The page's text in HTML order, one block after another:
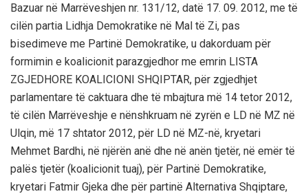
Bazuar në Marrëveshjen nr. 131/12, datë 17. 09. 2012, me të
cilën partia Lidhja Demokratike në Mal të Zi, pas
bisedimeve me Partinë Demokratike, u dakorduam për
formimin e koalicionit parazgjedhor me emrin LISTA
ZGJEDHORE KOALICIONI SHQIPTAR, për zgjedhjet
parlamentare të caktuara dhe të mbajtura më 14 tetor 2012,
të cilën Marrëveshje e nënshkruam në zyrën e LD në MZ në
Ulqin, më 17 shtator 2012, për LD në MZ-në, kryetari
Mehmet Bardhi, në njërën anë dhe në anën tjetër, në emër të
palës tjetër (koalicionit tuaj), për Partinë Demokratike,
kryetari Fatmir Gjeka dhe për partinë Alternativa Shqiptare,